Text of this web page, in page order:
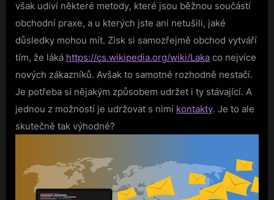
však udiví některé metody, které jsou běžnou součástí
obchodní praxe, a u kterých jste ani netušili, jaké
důsledky mohou mít. Zisk si samozřejmě obchod vytváří
tím, že láká https://cs.wikipedia.org/wiki/Laka co nejvíce
nových zákazníků. Avšak to samotné rozhodně nestačí.
Je potřeba si nějakým způsobem udržet i ty stávající. A
jednou z možností je udržovat s nimi kontakty. Je to ale
skutečně tak výhodné?